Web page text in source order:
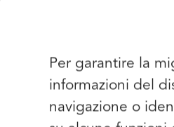
Per garantire la
informazioni del
navigazione o
Possiamo dire